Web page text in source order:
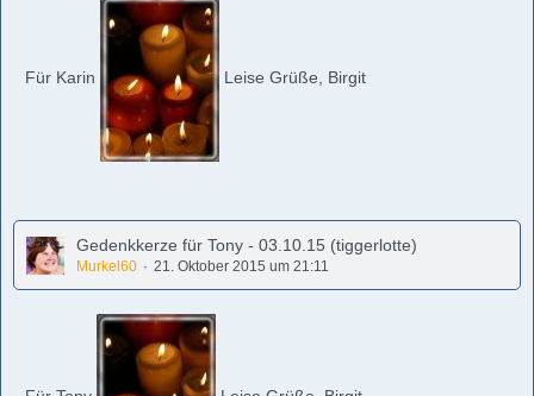
Für Karin Leise Grüße, Birgit
Gedenkkerze für Tony - 03.10.15 (tiggerlotte)
Murkel60 21. Oktober 2015 um 21:11